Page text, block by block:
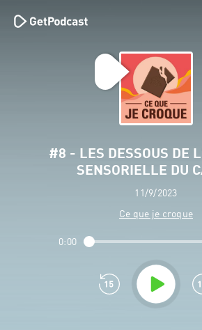
#8 - LES DESSOUS DE
SENSORIELLE DU
11/9/2023
Ce que je croque
0:00